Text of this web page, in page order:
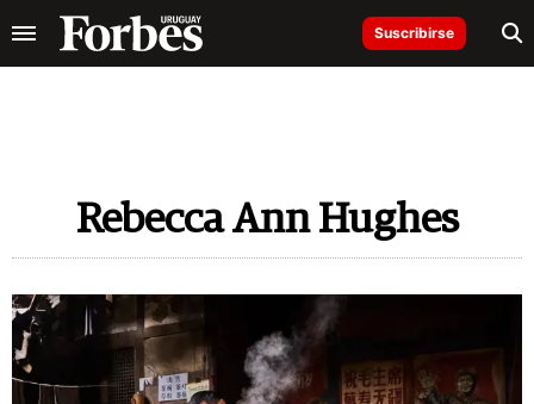
Suscribirse
Rebecca Ann Hughes